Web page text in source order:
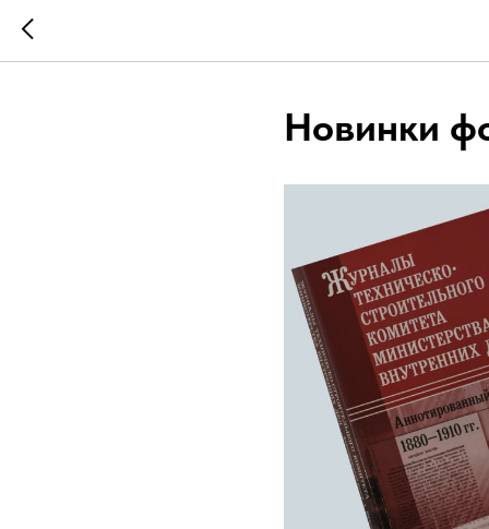
Новинки